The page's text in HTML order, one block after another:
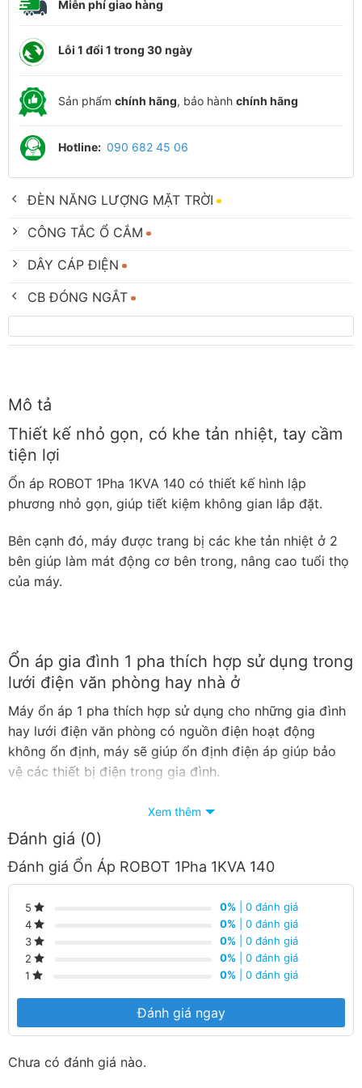
Miễn phí giao hàng
Lỗi 1 đổi 1 trong 30 ngày
Sản phẩm chính hãng, bảo hành chính hãng
Hotline: 090 682 45 06
ĐÈN NĂNG LƯỢNG MẶT TRỜI
CÔNG TẮC Ổ CẮM
DÂY CÁP ĐIỆN
CB ĐÓNG NGẮT
Mô tả
Thiết kế nhỏ gọn, có khe tản nhiệt, tay cầm
tiện lợi
Ổn áp ROBOT 1Pha 1KVA 140 có thiết kế hình lập
phương nhỏ gọn, giúp tiết kiệm không gian lắp đặt.
Bên cạnh đó, máy được trang bị các khe tản nhiệt ở 2
bên giúp làm mát động cơ bên trong, nâng cao tuổi thọ
của máy.
Ổn áp gia đình 1 pha thích hợp sử dụng trong
lưới điện văn phòng hay nhà ở
Máy ổn áp 1 pha thích hợp sử dụng cho những gia đình
hay lưới điện văn phòng có nguồn điện hoạt động
không ổn định, máy sẽ giúp ổn định điện áp giúp bảo
vệ các thiết bị điện trong gia đình.
Công suất máy 1KVA, đáp ứng nguồn điện
ổn định cho gia đình
Ổn áp ROBOT có công suất 1KVA thích hợp với gia đình
có nhiều thiết bị điện tử với tổng công suất 540 W.
Ví dụ: Ổn áp ROBOT 1 Pha này có thể cung cấp nguồn
điện ổn định cho máy tính xách tay 110 W, 1 máy in
Laser 250 W, 1 quạt treo tường 55 W,… Tổng công suất
của các thiết bị điện sử dụng là 415 W, nhỏ hơn mức
giới hạn mà máy ổn áp này cung cấp.
Xem thêm
Đánh giá (0)
Đánh giá Ổn Áp ROBOT 1Pha 1KVA 140
5 0% | 0 đánh giá
4
0% | 0 đánh giá
3
0% | 0 đánh giá
2
0% | 0 đánh giá
1
0% | 0 đánh giá
Đánh giá ngay
Chưa có đánh giá nào.